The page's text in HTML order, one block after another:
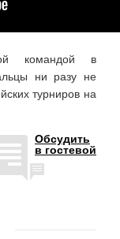
командой в
ни разу не
турниров на
Обсудить
в гостевой